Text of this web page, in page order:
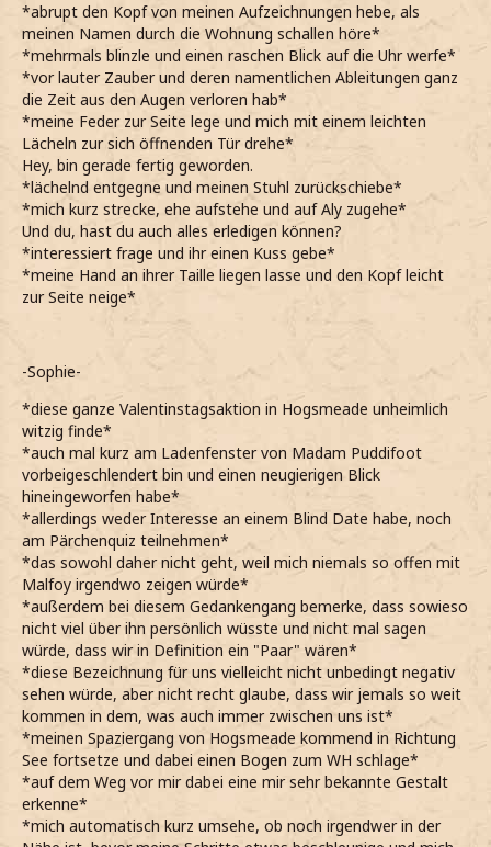
*abrupt den Kopf von meinen Aufzeichnungen hebe, als
meinen Namen durch die Wohnung schallen höre*
*mehrmals blinzle und einen raschen Blick auf die Uhr werfe*
*vor lauter Zauber und deren namentlichen Ableitungen ganz
die Zeit aus den Augen verloren hab*
*meine Feder zur Seite lege und mich mit einem leichten
Lächeln zur sich öffnenden Tür drehe*
Hey, bin gerade fertig geworden.
*lächelnd entgegne und meinen Stuhl zurückschiebe*
*mich kurz strecke, ehe aufstehe und auf Aly zugehe*
Und du, hast du auch alles erledigen können?
*interessiert frage und ihr einen Kuss gebe*
*meine Hand an ihrer Taille liegen lasse und den Kopf leicht
zur Seite neige*
-Sophie-
*diese ganze Valentinstagsaktion in Hogsmeade unheimlich
witzig finde*
*auch mal kurz am Ladenfenster von Madam Puddifoot
vorbeigeschlendert bin und einen neugierigen Blick
hineingeworfen habe*
*allerdings weder Interesse an einem Blind Date habe, noch
am Pärchenquiz teilnehmen*
*das sowohl daher nicht geht, weil mich niemals so offen mit
Malfoy irgendwo zeigen würde*
*außerdem bei diesem Gedankengang bemerke, dass sowieso
nicht viel über ihn persönlich wüsste und nicht mal sagen
würde, dass wir in Definition ein "Paar" wären*
*diese Bezeichnung für uns vielleicht nicht unbedingt negativ
sehen würde, aber nicht recht glaube, dass wir jemals so weit
kommen in dem, was auch immer zwischen uns ist*
*meinen Spaziergang von Hogsmeade kommend in Richtung
See fortsetze und dabei einen Bogen zum WH schlage*
*auf dem Weg vor mir dabei eine mir sehr bekannte Gestalt
erkenne*
*mich automatisch kurz umsehe, ob noch irgendwer in der